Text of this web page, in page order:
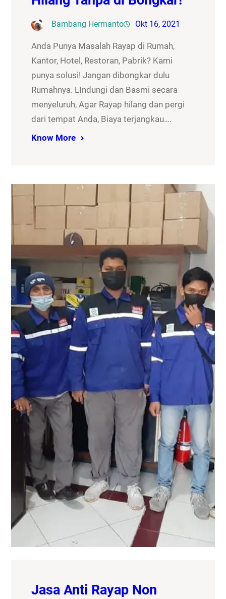
Bambang Hermanto Okt 16, 2021
Anda Punya Masalah Rayap di Rumah,
Kantor, Hotel, Restoran, Pabrik? Kami
punya solusi! Jangan dibongkar dulu
Rumahnya. LIndungi dan Basmi secara
menyeluruh, Agar Rayap hilang dan pergi
dari tempat Anda, Biaya terjangkau….
Know More
Jasa Anti Rayap Non